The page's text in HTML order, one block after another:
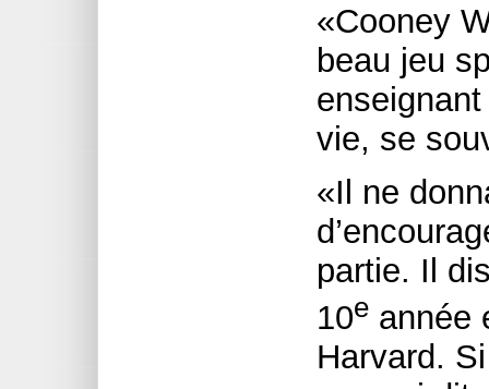
«Cooney
beau jeu
vie, se
«Il ne
partie. Il
10e année
Harvard.